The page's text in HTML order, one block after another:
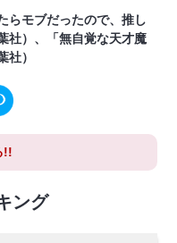
らモブだったので、推し
社）、「無自覚な天才魔
社）
!!
ング